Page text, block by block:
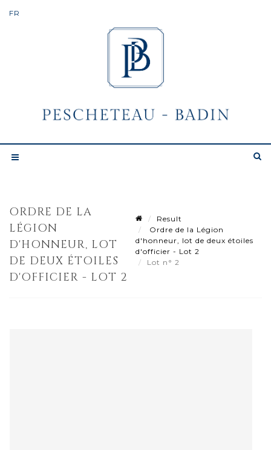
ORDRE DE LA
LÉGION
D'HONNEUR, LOT
DE DEUX ÉTOILES
D'OFFICIER - LOT 2
Result
Ordre de la Légion
d'honneur, lot de deux étoiles
d'officier - Lot 2
Lot n° 2